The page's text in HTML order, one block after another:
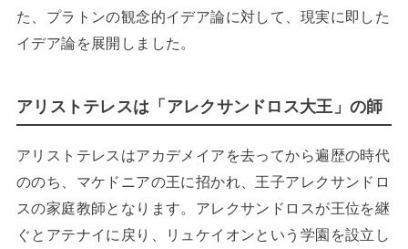
た、プラトンの観念的イデア論に対して、現実に即した
イデア論を展開しました。
アリストテレスは「アレクサンドロス大王」の師
アリストテレスはアカデメイアを去ってから遍歴の時代
ののち、マケドニアの王に招かれ、王子アレクサンドロ
スの家庭教師となります。アレクサンドロスが王位を継
ぐとアテナイに戻り、リュケイオンという学園を設立し